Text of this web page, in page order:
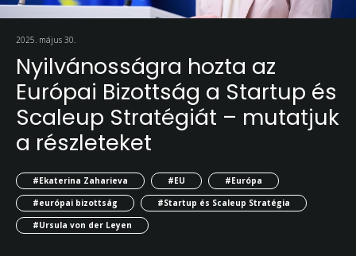
2025. május 30.
Nyilvánosságra hozta az
Európai Bizottság a Startup és
Scaleup Stratégiát – mutatjuk
a részleteket
#Ekaterina Zaharieva #EU
#Európa
#európai bizottság
#Startup és Scaleup Stratégia
#Ursula von der Leyen